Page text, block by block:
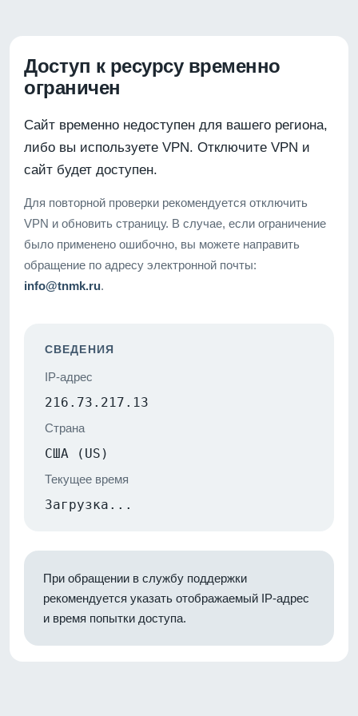
Доступ к ресурсу временно
ограничен
Сайт временно недоступен для вашего региона,
либо вы используете VPN. Отключите VPN и
сайт будет доступен.
Для повторной проверки рекомендуется отключить
VPN и обновить страницу. В случае, если ограничение
было применено ошибочно, вы можете направить
обращение по адресу электронной почты:
info@tnmk.ru.
СВЕДЕНИЯ
IP-адрес
216.73.217.13
Страна
США (US)
Текущее время
Загрузка...
При обращении в службу поддержки
рекомендуется указать отображаемый IP-адрес
и время попытки доступа.